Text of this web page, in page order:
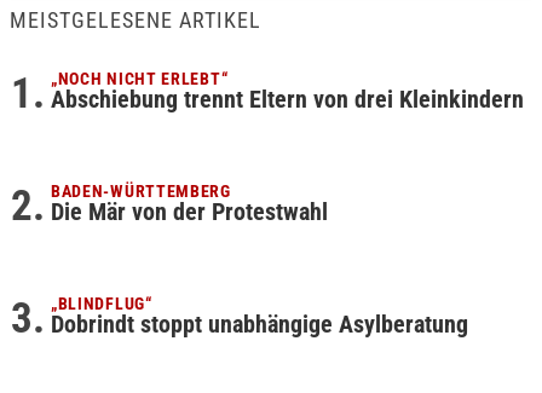
MEISTGELESENE ARTIKEL
„NOCH NICHT ERLEBT“
Abschiebung trennt Eltern von drei Kleinkindern
BADEN-WÜRTTEMBERG
Die Mär von der Protestwahl
„BLINDFLUG“
Dobrindt stoppt unabhängige Asylberatung